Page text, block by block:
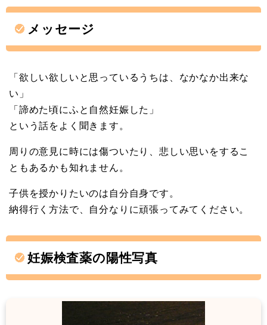
メッセージ
「欲しい欲しいと思っているうちは、なかなか出来な
い」
「諦めた頃にふと自然妊娠した」
という話をよく聞きます。
周りの意見に時には傷ついたり、悲しい思いをするこ
ともあるかも知れません。
子供を授かりたいのは自分自身です。
納得行く方法で、自分なりに頑張ってみてください。
妊娠検査薬の陽性写真